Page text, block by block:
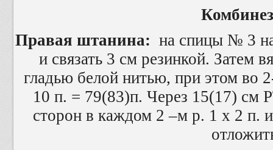
Правая штанина: на спицы № 3
и связать 3 см резинкой. Затем
гладью белой нитью, при этом во
10 п. = 79(83)п. Через 15(17) см
сторон в каждом 2 –м р. 1 х 2 п.